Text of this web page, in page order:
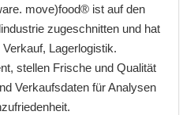
move)food® ist auf den
zugeschnitten und hat
Lagerlogistik.
stellen Frische und Qualität
Verkaufsdaten für Analysen